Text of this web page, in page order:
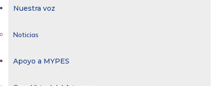
Nuestra voz
Noticias
Apoyo a MYPES